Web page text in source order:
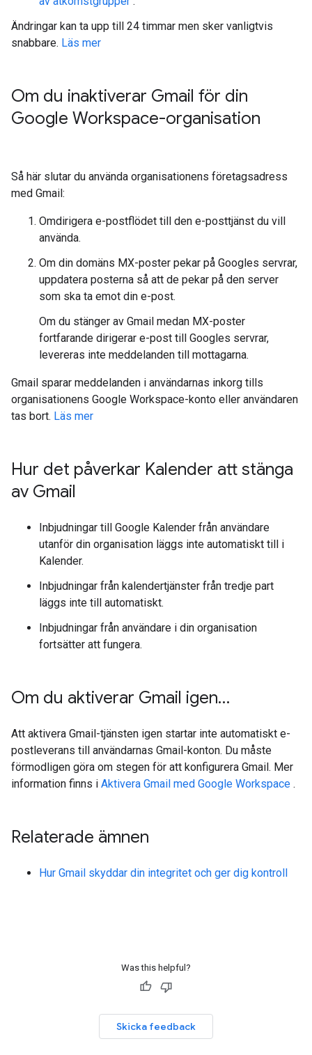
Ändringar kan ta upp till 24 timmar men sker vanligtvis
snabbare. Läs mer
Om du inaktiverar Gmail för din
Google Workspace-organisation
Så här slutar du använda organisationens företagsadress
med Gmail:
Omdirigera e-postflödet till den e-posttjänst du vill
använda.
Om din domäns MX-poster pekar på Googles servrar,
uppdatera posterna så att de pekar på den server
som ska ta emot din e-post.
Om du stänger av Gmail medan MX-poster
fortfarande dirigerar e-post till Googles servrar,
levereras inte meddelanden till mottagarna.
Gmail sparar meddelanden i användarnas inkorg tills
organisationens Google Workspace-konto eller användaren
tas bort. Läs mer
Hur det påverkar Kalender att stänga
av Gmail
Inbjudningar till Google Kalender från användare
utanför din organisation läggs inte automatiskt till i
Kalender.
Inbjudningar från kalendertjänster från tredje part
läggs inte till automatiskt.
Inbjudningar från användare i din organisation
fortsätter att fungera.
Om du aktiverar Gmail igen…
Att aktivera Gmail-tjänsten igen startar inte automatiskt e-
postleverans till användarnas Gmail-konton. Du måste
förmodligen göra om stegen för att konfigurera Gmail. Mer
information finns i Aktivera Gmail med Google Workspace .
Relaterade ämnen
Hur Gmail skyddar din integritet och ger dig kontroll
Was this helpful?
Skicka feedback